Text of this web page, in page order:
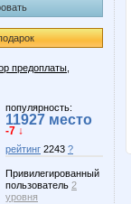
предоплаты,
популярность:
11927 место
-7 ↓
рейтинг 2243 ?
Привилегированный
пользователь 2
уровня